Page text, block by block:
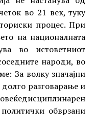
во 21 век, туку
процес. При
на националната
во истоветниот
народи, во
За волку значајни
разговарање и
обврзани